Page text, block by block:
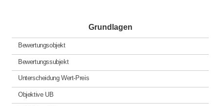
Grundlagen
Bewertungsobjekt
Bewertungssubjekt
Unterscheidung Wert-Preis
Objektive UB